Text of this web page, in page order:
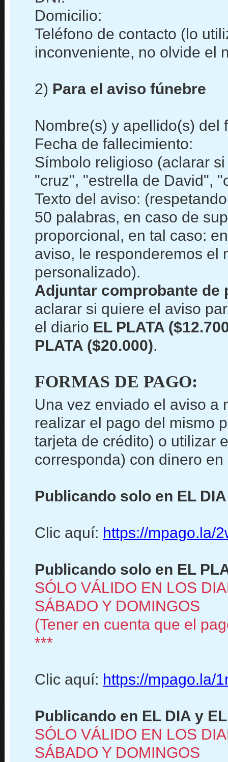
Domicilio:
Teléfono de contacto (lo
inconveniente, no olvide el
2) Para el aviso fúnebre
Nombre(s) y apellido(s) del
Fecha de fallecimiento:
Símbolo religioso (aclarar
"cruz", "estrella de David",
Texto del aviso:
50 palabras, en caso de
proporcional, en tal caso:
aviso, le responderemos el
personalizado).
Adjuntar comprobante de
aclarar si quiere el aviso
el diario EL PLATA
PLATA ($20.000).
FORMAS DE PAGO:
Una vez enviado el aviso a
realizar el pago del mismo
tarjeta de crédito) o utilizar
corresponda) con dinero
Publicando solo en EL
Clic aquí: https://mpago.la/
Publicando solo en EL
SÓLO VÁLIDO EN LOS
SÁBADO Y DOMINGOS
(Tener en cuenta que el
***
Clic aquí: https://mpago.la/
Publicando en EL DIA y
SÓLO VÁLIDO EN LOS
SÁBADO Y DOMINGOS